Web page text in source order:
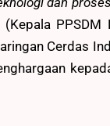
PPSDM
Cerdas